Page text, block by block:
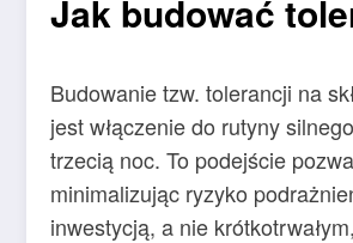
Jak budować
Budowanie tzw. tolerancji na
jest włączenie do rutyny
trzecią noc. To podejście
minimalizując ryzyko
inwestycją, a nie